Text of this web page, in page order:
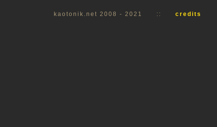
kaotonik.net 2008 - 2021 :: credits